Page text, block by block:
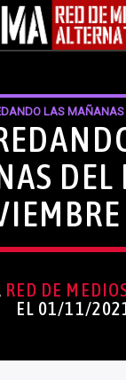
LAS MAÑANAS
DEL
RED DE
EL 01/11/